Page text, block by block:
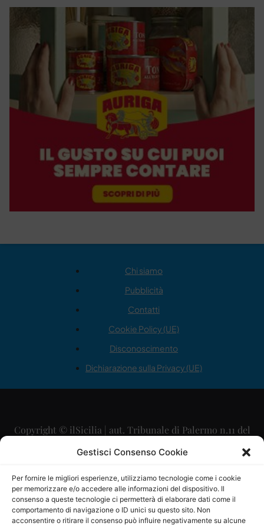
Gestisci Consenso Cookie
Per fornire le migliori esperienze, utilizziamo tecnologie come i cookie
per memorizzare e/o accedere alle informazioni del dispositivo. Il
consenso a queste tecnologie ci permetterà di elaborare dati come il
comportamento di navigazione o ID unici su questo sito. Non
acconsentire o ritirare il consenso può influire negativamente su alcune
Chi siamo
Pubblicità
Contatti
Cookie Policy (UE)
Disconoscimento
Dichiarazione sulla Privacy (UE)
Copyright © ilSicilia | aut. Tribunale di Palermo n.11 del
29/09/2015
Direttore Editoriale: Maurizio Scaglione
Direttore Responsabile: Maria Calabrese